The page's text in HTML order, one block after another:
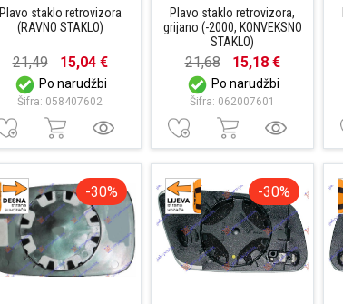
Plavo staklo retrovizora
(RAVNO STAKLO)
21,49 15,04 €
Po narudžbi
Šifra: 058407602
Plavo staklo retrovizora,
grijano (-2000, KONVEKSNO
STAKLO)
21,68 15,18 €
Po narudžbi
Šifra: 062007601
-30% -30%